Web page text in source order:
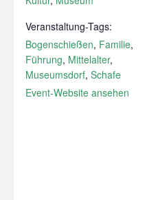
Veranstaltung-Tags:
Bogenschießen, Familie,
Führung, Mittelalter,
Museumsdorf, Schafe
Event-Website ansehen